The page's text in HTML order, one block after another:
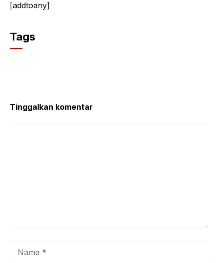
[addtoany]
Tags
Tinggalkan komentar